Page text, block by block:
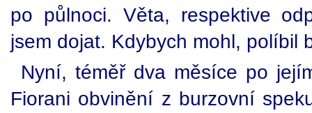
po půlnoci. Věta, respektive
jsem dojat. Kdybych mohl, políbil
Nyní, téměř dva měsíce po
Fiorani obvinění z burzovní